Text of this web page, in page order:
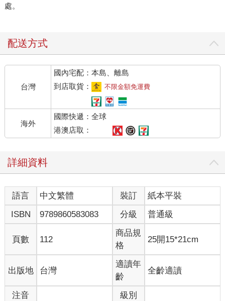
處。
配送方式
台灣
國內宅配：本島、離島
到店取貨：
不限金額免運費
海外
國際快遞：全球
港澳店取：
詳細資料
語言 中文繁體 裝訂
紙本平裝
ISBN
9789860583083 分級 普通級
頁數 112
商品規
格
25開15*21cm
出版地 台灣
適讀年
齡
全齡適讀
注音 級別